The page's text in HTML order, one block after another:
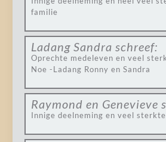
familie
Ladang Sandra schreef:
Oprechte medeleven en veel
Noe -Ladang Ronny en Sandra
Raymond en Genevieve
Innige deelneming en veel sterkte